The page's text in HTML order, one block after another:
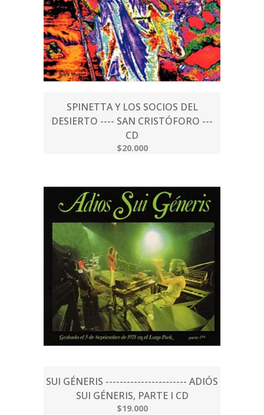
SPINETTA Y LOS SOCIOS DEL
DESIERTO ---- SAN CRISTÓFORO ---
CD
$20.000
SUI GÉNERIS ----------------------- ADIÓS
SUI GÉNERIS, PARTE I CD
$19.000